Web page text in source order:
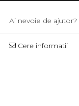
Ai nevoie de ajutor?
Cere informatii